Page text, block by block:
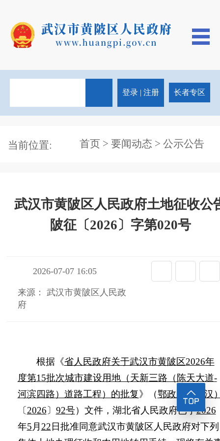
登录 | 注册 长者专区
当前位置: 首页 > 要闻动态 > 公示公告
武汉市黄陂区人民政府土地征收公
陂征〔2026〕字第020号
2026-07-07 16:05
来源： 武汉市黄陂区人民政
府
根据《省人民政府关于武汉市黄陂区2026年
度第15批次城市建设用地（天新三路（陈天大道-
河滨四路）道路工程）的批复》（鄂政土批（汉
〔2026〕 92号）文件，湖北省人民政府已于2026
年5 月 22日批准同意武汉市黄陂区人民政府对下列